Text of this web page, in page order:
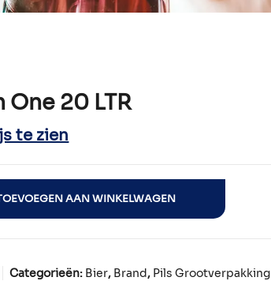
One 20 LTR
te zien
LTR aantal
AAN WINKELWAGEN
Categorieën: Bier, Brand, Pils Grootverpakking